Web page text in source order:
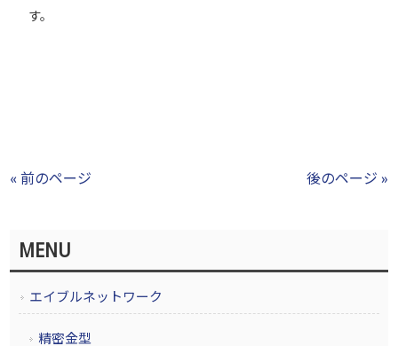
す。
« 前のページ 後のページ »
MENU
エイブルネットワーク
精密金型